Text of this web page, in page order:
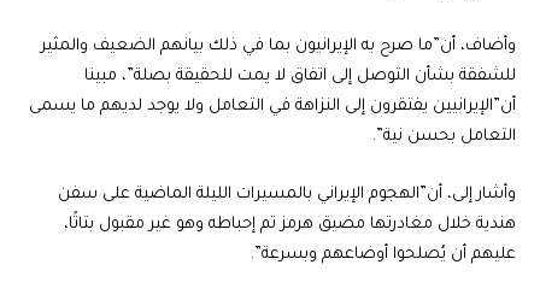
وأضاف، أن”ما صرح به الإيرانيون بما في ذلك بيانهم الضعيف والمثير
للشفقة بشأن التوصل إلى اتفاق لا يمت للحقيقة بصلة”، مبينا
أن”الإيرانيين يفتقرون إلى النزاهة في التعامل ولا يوجد لديهم ما يسمى
التعامل بحسن نية”.
وأشار إلى، أن”الهجوم الإيراني بالمسيرات الليلة الماضية على سفن
هندية خلال مغادرتها مضيق هرمز تم إحباطه وهو غير مقبول بتاتًا،
عليهم أن يُصلحوا أوضاعهم وبسرعة”.